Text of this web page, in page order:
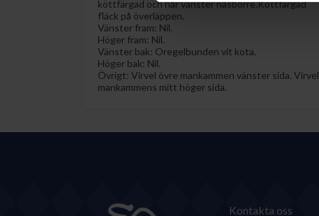
köttfärgad och når vänster näsborre.Köttfärgad
fläck på överläppen.
Vänster fram: Nil.
Höger fram: Nil.
Vänster bak: Oregelbunden vit kota.
Höger bak: Nil.
Övrigt: Virvel övre mankammen vänster sida. Virvel
mankammens mitt höger sida.
Kontakta oss